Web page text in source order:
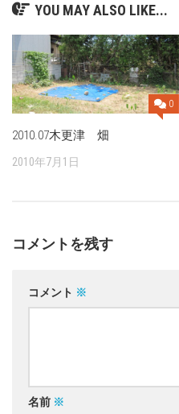
YOU MAY ALSO LIKE...
0
2010.07木更津 畑
2010年7月1日
コメントを残す
コメント ※
名前 ※